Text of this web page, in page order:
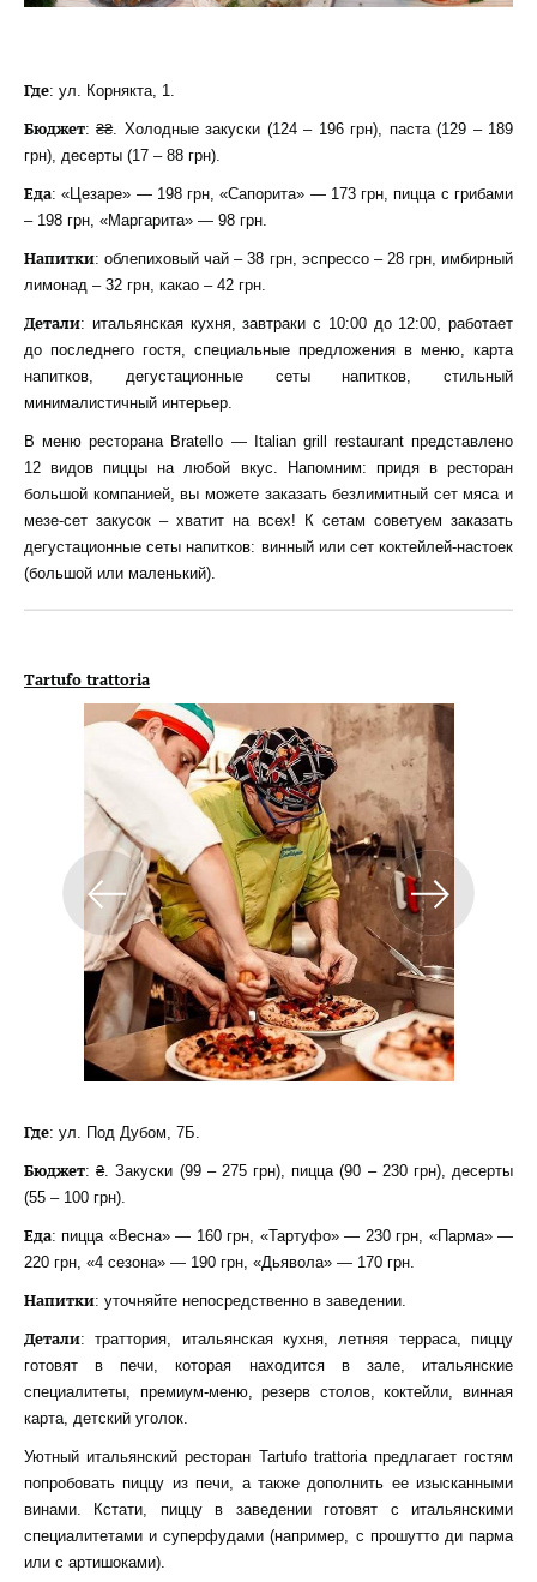
Где: ул. Корнякта, 1.
Бюджет: ₴₴. Холодные закуски (124 – 196 грн), паста (129 – 189
грн), десерты (17 – 88 грн).
Еда: «Цезаре» — 198 грн, «Сапорита» — 173 грн, пицца с грибами
– 198 грн, «Маргарита» — 98 грн.
Напитки: облепиховый чай – 38 грн, эспрессо – 28 грн, имбирный
лимонад – 32 грн, какао – 42 грн.
Детали: итальянская кухня, завтраки с 10:00 до 12:00, работает
до последнего гостя, специальные предложения в меню, карта
напитков, дегустационные сеты напитков, стильный
минималистичный интерьер.
В меню ресторана Bratello — Italian grill restaurant представлено
12 видов пиццы на любой вкус. Напомним: придя в ресторан
большой компанией, вы можете заказать безлимитный сет мяса и
мезе-сет закусок – хватит на всех! К сетам советуем заказать
дегустационные сеты напитков: винный или сет коктейлей-настоек
(большой или маленький).
Tartufo trattoria
Где: ул. Под Дубом, 7Б.
Бюджет: ₴. Закуски (99 – 275 грн), пицца (90 – 230 грн), десерты
(55 – 100 грн).
Еда: пицца «Весна» — 160 грн, «Тартуфо» — 230 грн, «Парма» —
220 грн, «4 сезона» — 190 грн, «Дьявола» — 170 грн.
Напитки: уточняйте непосредственно в заведении.
Детали: траттория, итальянская кухня, летняя терраса, пиццу
готовят в печи, которая находится в зале, итальянские
специалитеты, премиум-меню, резерв столов, коктейли, винная
карта, детский уголок.
Уютный итальянский ресторан Tartufo trattoria предлагает гостям
попробовать пиццу из печи, а также дополнить ее изысканными
винами. Кстати, пиццу в заведении готовят с итальянскими
специалитетами и суперфудами (например, с прошутто ди парма
или с артишоками).